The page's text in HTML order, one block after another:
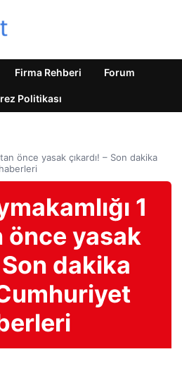
Firma Rehberi Forum
Politikası
önce yasak çıkardı! – Son dakika
1
önce yasak
Son dakika